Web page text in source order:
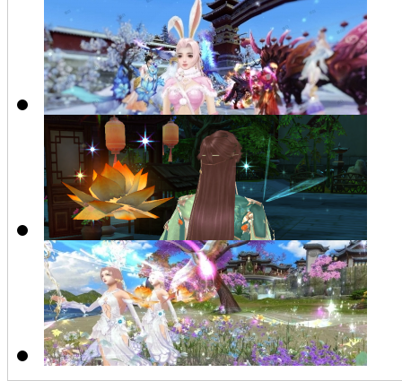
新出炉的火麟剑
下雪了 保护好自己
【琼珍阁】如梦萦仙
换了个发型的搭配